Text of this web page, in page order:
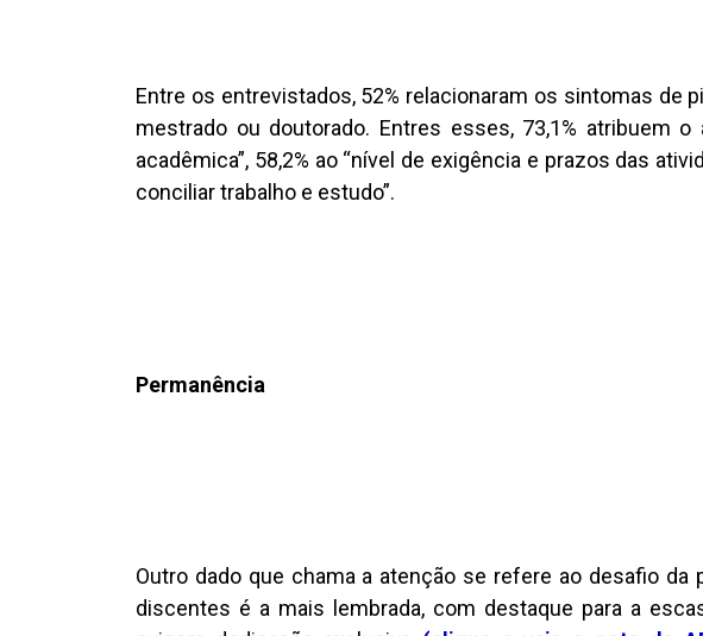
Entre os entrevistados, 52% relacionaram os sintomas de
mestrado ou doutorado. Entres esses, 73,1% atribuem
acadêmica”, 58,2% ao “nível de exigência e prazos das
conciliar trabalho e estudo”.
Permanência
Outro dado que chama a atenção se refere ao desafio
discentes é a mais lembrada, com destaque para a